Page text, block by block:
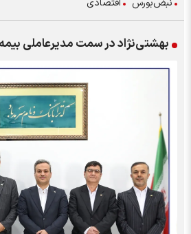
نبض‌بورس اقتصادی
بهشتی‌نژاد در سمت مدیرعاملی